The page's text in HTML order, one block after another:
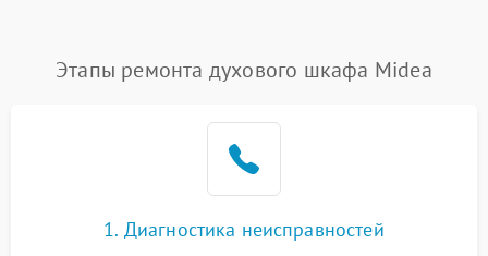
Этапы ремонта духового шкафа Midea
1. Диагностика неисправностей